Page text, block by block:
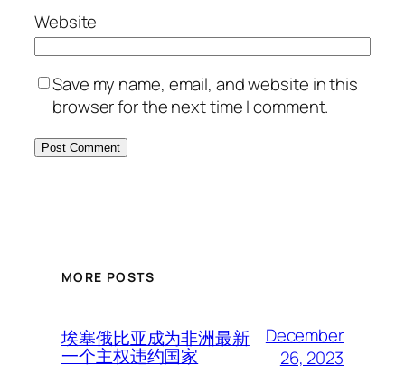
Website
Save my name, email, and website in this
browser for the next time I comment.
MORE POSTS
埃塞俄比亚成为非洲最新
一个主权违约国家
December
26, 2023